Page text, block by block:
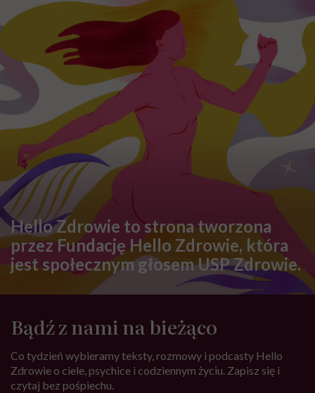
Hello Zdrowie to strona tworzona
przez Fundację Hello Zdrowie, która
jest społecznym głosem USP Zdrowie.
Bądź z nami na bieżąco
Co tydzień wybieramy teksty, rozmowy i podcasty Hello
Zdrowie o ciele, psychice i codziennym życiu. Zapisz się i
czytaj bez pośpiechu.